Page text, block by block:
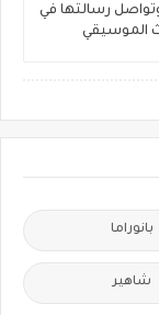
رسالتها في
الموسيقي
بانوراما
شاهير